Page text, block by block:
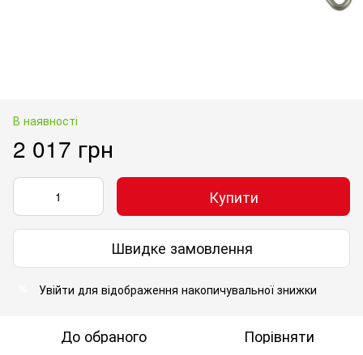
В наявності
2 017 грн
Купити
Швидке замовлення
Увійти для відображення накопичувальної знижки
До обраного Порівняти